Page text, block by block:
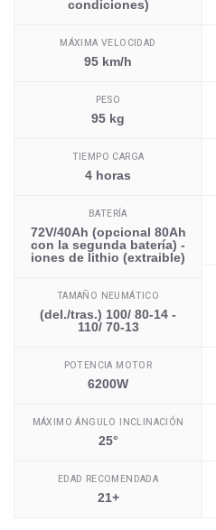
condiciones)
MÁXIMA VELOCIDAD
95 km/h
PESO
95 kg
TIEMPO CARGA
4 horas
BATERÍA
72V/40Ah (opcional 80Ah
con la segunda batería) -
iones de lithio (extraible)
TAMAÑO NEUMÁTICO
(del./tras.) 100/ 80-14 -
110/ 70-13
POTENCIA MOTOR
6200W
MÁXIMO ÁNGULO INCLINACIÓN
25°
EDAD RECOMENDADA
21+